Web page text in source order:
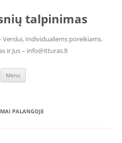
talpinimas
Verslui, Individualiems poreikiams.
ir Jus – info@itturas.lt
Menu
PALANGOJE